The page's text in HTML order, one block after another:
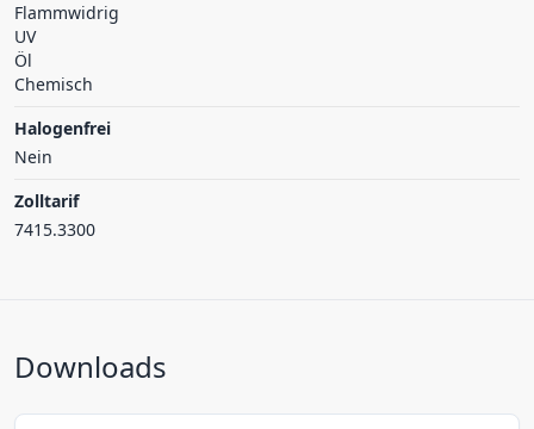
Flammwidrig
UV
Öl
Chemisch
Halogenfrei
Nein
Zolltarif
7415.3300
Downloads